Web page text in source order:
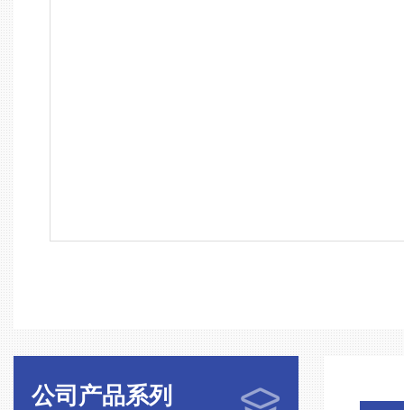
公司产品系列